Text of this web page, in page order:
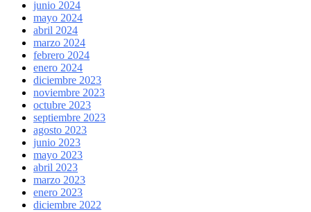
junio 2024
mayo 2024
abril 2024
marzo 2024
febrero 2024
enero 2024
diciembre 2023
noviembre 2023
octubre 2023
septiembre 2023
agosto 2023
junio 2023
mayo 2023
abril 2023
marzo 2023
enero 2023
diciembre 2022